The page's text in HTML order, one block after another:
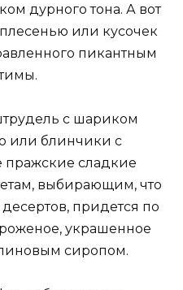
дурного тона. А вот
или кусочек
пикантным
с шариком
или блинчики с
сладкие
выбирающим, что
придется по
украшенное
сиропом.